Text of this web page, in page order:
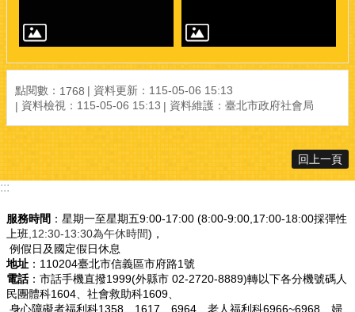
點閱數： 1768
資料更新：115-05-06 15:13
資料檢視：115-05-06 15:13
資料維護：臺北市政府社會局
回上一頁
:::
服務時間 ：星期一至星期五9:00-17:00 (8:00-9:00,17:00-18:00採彈性
上班 ,12:30-13:30為午休時間)，
例假日及國定假日休息
地址 ：110204臺北市信義區市府路1號
電話：市話手機直撥1999(外縣市 02-2720-8889)轉以下各分機號碼人
民團體科1604、社會救助科1609、
身心障礙者福利科1358、1617、6964、老人福利科6966~6968、婦